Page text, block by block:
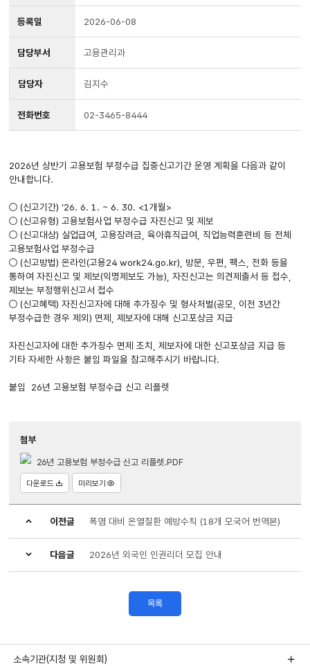
등록일 2026-06-08
담당부서 고용관리과
담당자 김지수
전화번호 02-3465-8444
2026년 상반기 고용보험 부정수급 집중신고기간 운영 계획을 다음과 같이
안내합니다.
○ (신고기간) ‘26. 6. 1. ~ 6. 30. <1개월>
○ (신고유형) 고용보험사업 부정수급 자진신고 및 제보
○ (신고대상) 실업급여, 고용장려금, 육아휴직급여, 직업능력훈련비 등 전체
고용보험사업 부정수급
○ (신고방법) 온라인(고용24 work24.go.kr), 방문, 우편, 팩스, 전화 등을
통하여 자진신고 및 제보(익명제보도 가능), 자진신고는 의견제출서 등 접수,
제보는 부정행위신고서 접수
○ (신고혜택) 자진신고자에 대해 추가징수 및 형사처벌(공모, 이전 3년간
부정수급한 경우 제외) 면제, 제보자에 대해 신고포상금 지급
자진신고자에 대한 추가징수 면제 조치, 제보자에 대한 신고포상금 지급 등
기타 자세한 사항은 붙임 파일을 참고해주시기 바랍니다.
붙임 26년 고용보험 부정수급 신고 리플렛
첨부
26년 고용보험 부정수급 신고 리플렛.PDF
다운로드 미리보기
이전글 폭염 대비 온열질환 예방수칙 (18개 모국어 번역본)
다음글 2026년 외국인 인권리더 모집 안내
목록
소속기관(지청 및 위원회)